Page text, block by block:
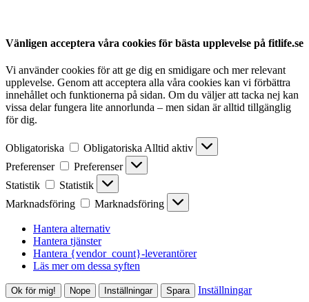
Vänligen acceptera våra cookies för bästa upplevelse på fitlife.se
Vi använder cookies för att ge dig en smidigare och mer relevant
upplevelse. Genom att acceptera alla våra cookies kan vi förbättra
innehållet och funktionerna på sidan. Om du väljer att tacka nej kan
vissa delar fungera lite annorlunda – men sidan är alltid tillgänglig
för dig.
Obligatoriska Obligatoriska Alltid aktiv
Preferenser
Preferenser
Statistik
Statistik
Marknadsföring
Marknadsföring
Hantera alternativ
Hantera tjänster
Hantera {vendor_count}-leverantörer
Läs mer om dessa syften
Ok för mig! Nope Inställningar Spara Inställningar